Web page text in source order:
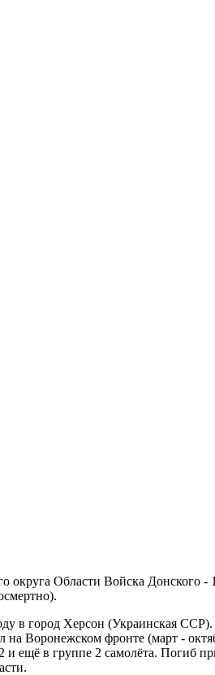
округа Области Войска Донского
в город Херсон (Украинская
Воронежском фронте (март -
ещё в группе 2 самолёта. Погиб